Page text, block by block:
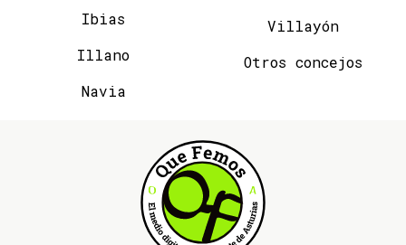
Ibias
Illano
Navia
Villayón
Otros concejos